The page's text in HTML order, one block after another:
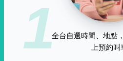
1全台自選時間、地點
上預約叫